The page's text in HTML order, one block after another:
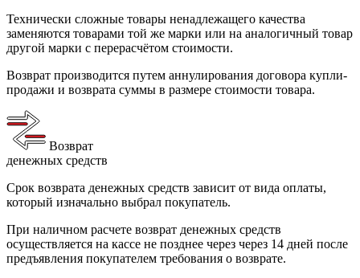
Технически сложные товары ненадлежащего качества
заменяются товарами той же марки или на аналогичный товар
другой марки с перерасчётом стоимости.
Возврат производится путем аннулирования договора купли-
продажи и возврата суммы в размере стоимости товара.
Возврат
денежных средств
Срок возврата денежных средств зависит от вида оплаты,
который изначально выбрал покупатель.
При наличном расчете возврат денежных средств
осуществляется на кассе не позднее через через 14 дней после
предъявления покупателем требования о возврате.